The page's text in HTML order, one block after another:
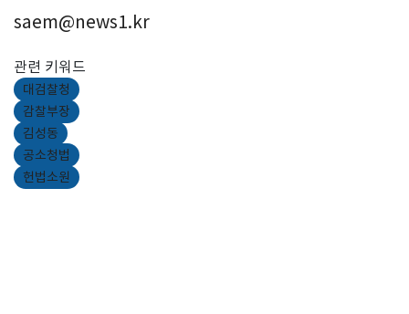
saem@news1.kr
관련 키워드
대검찰청
감찰부장
김성동
공소청법
헌법소원